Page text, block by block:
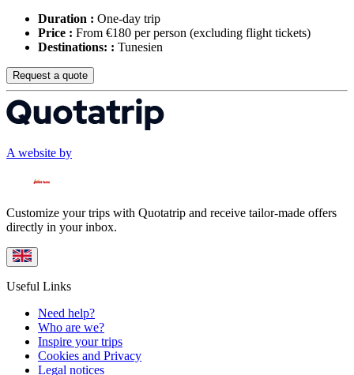
Duration : One-day trip
Price : From €180 per person (excluding flight tickets)
Destinations: : Tunesien
Request a quote
A website by
Customize your trips with Quotatrip and receive tailor-made offers
directly in your inbox.
Useful Links
Need help?
Who are we?
Inspire your trips
Cookies and Privacy
Legal notices